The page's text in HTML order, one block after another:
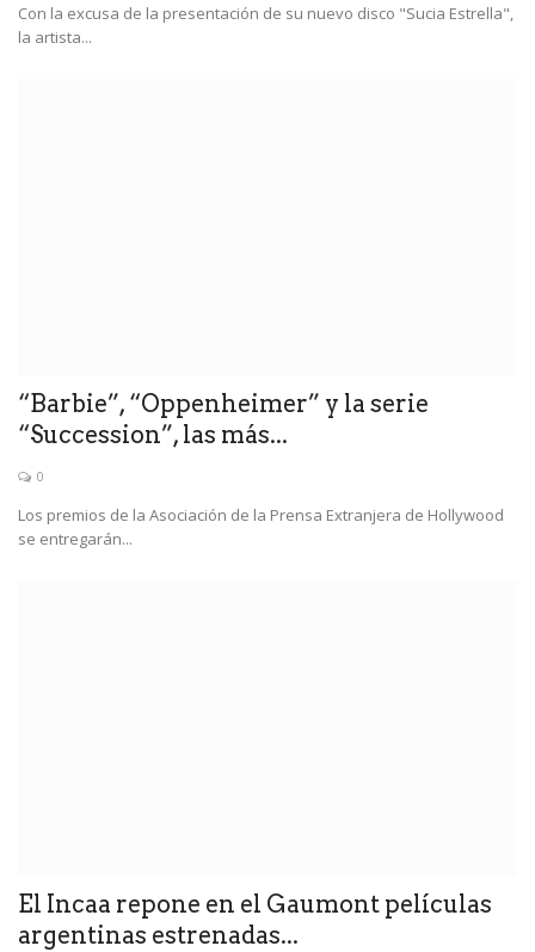
Con la excusa de la presentación de su nuevo disco "Sucia Estrella",
la artista...
“Barbie”, “Oppenheimer” y la serie
“Succession”, las más...
0
Los premios de la Asociación de la Prensa Extranjera de Hollywood
se entregarán...
El Incaa repone en el Gaumont películas
argentinas estrenadas...